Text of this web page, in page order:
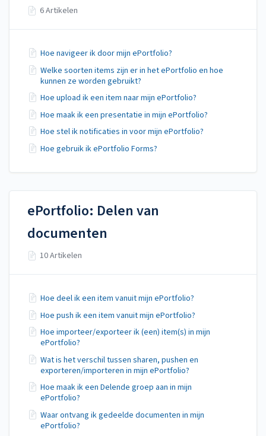
6 Artikelen
Hoe navigeer ik door mijn ePortfolio?
Welke soorten items zijn er in het ePortfolio en hoe
kunnen ze worden gebruikt?
Hoe upload ik een item naar mijn ePortfolio?
Hoe maak ik een presentatie in mijn ePortfolio?
Hoe stel ik notificaties in voor mijn ePortfolio?
Hoe gebruik ik ePortfolio Forms?
ePortfolio: Delen van
documenten
10 Artikelen
Hoe deel ik een item vanuit mijn ePortfolio?
Hoe push ik een item vanuit mijn ePortfolio?
Hoe importeer/exporteer ik (een) item(s) in mijn
ePortfolio?
Wat is het verschil tussen sharen, pushen en
exporteren/importeren in mijn ePortfolio?
Hoe maak ik een Delende groep aan in mijn
ePortfolio?
Waar ontvang ik gedeelde documenten in mijn
ePortfolio?